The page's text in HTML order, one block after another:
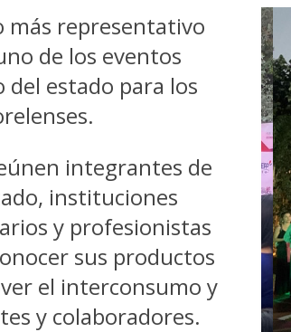
más representativo
de los eventos
del estado para los
integrantes de
instituciones
y profesionistas
sus productos
el interconsumo y
y colaboradores.